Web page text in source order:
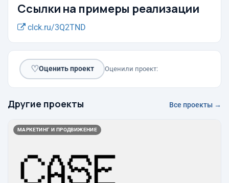
Ссылки на примеры реализации
clck.ru/3Q2TND
♡Оценить проект Оценили проект:
Другие проекты Все проекты →
МАРКЕТИНГ И ПРОДВИЖЕНИЕ